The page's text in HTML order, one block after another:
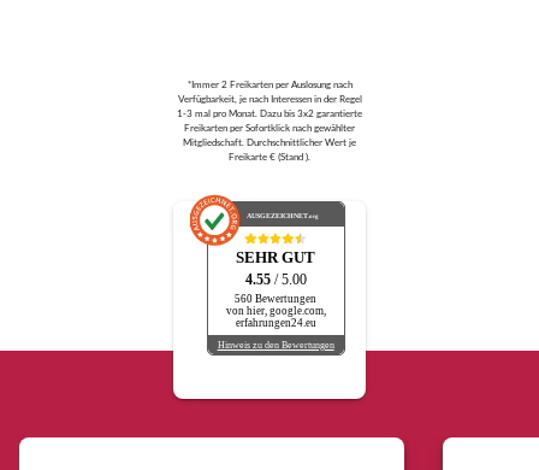
*Immer 2 Freikarten per Auslosung nach
Verfügbarkeit, je nach Interessen in der Regel
1-3 mal pro Monat. Dazu bis 3x2 garantierte
Freikarten per Sofortklick nach gewählter
Mitgliedschaft. Durchschnittlicher Wert je
Freikarte € (Stand ).
AUSGEZEICHNET.org
SEHR GUT
4.55 / 5.00
560 Bewertungen
von hier, google.com,
erfahrungen24.eu
Hinweis zu den Bewertungen